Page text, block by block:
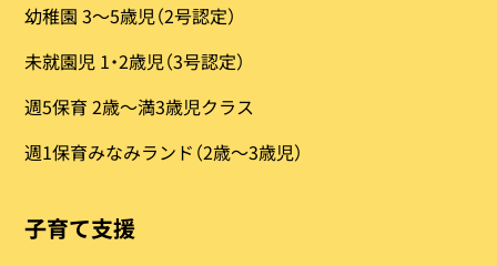
幼稚園 3〜5歳児（2号認定）
未就園児 1・2歳児（3号認定）
週5保育 2歳～満3歳児クラス
週1保育みなみランド（2歳～3歳児）
子育て支援